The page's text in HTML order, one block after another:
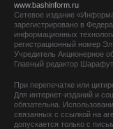
www.bashinform.ru
Сетевое издание
зарегистрировано в
информационных
регистрационный номер
Учредитель Акционерное
Главный редактор
При перепечатке или
Для интернет-изданий и
обязательна.
связанных с ссылкой на
допускается только с